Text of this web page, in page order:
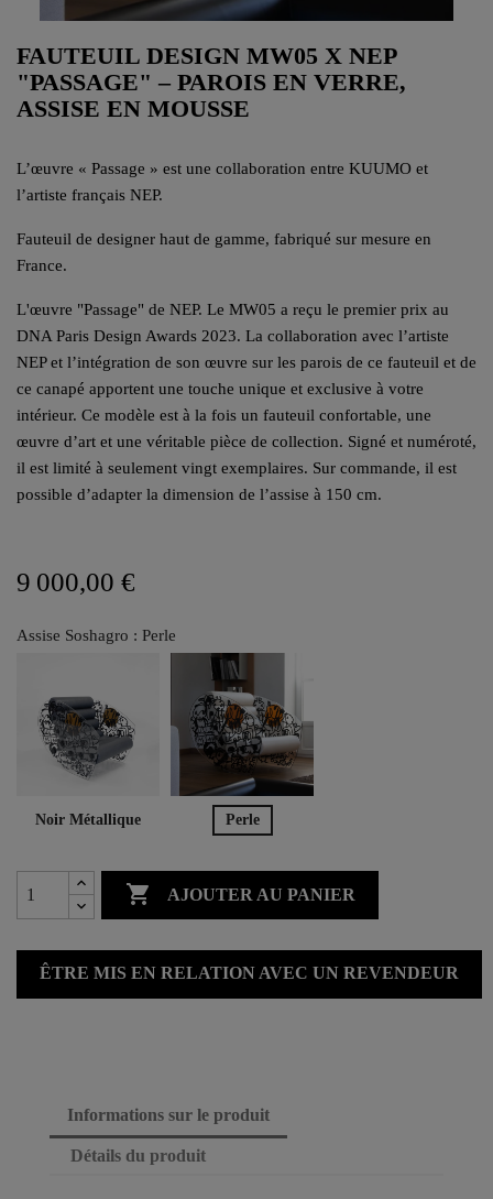
FAUTEUIL DESIGN MW05 X NEP
"PASSAGE" – PAROIS EN VERRE,
ASSISE EN MOUSSE
L’œuvre « Passage » est une collaboration entre KUUMO et
l’artiste français NEP.
Fauteuil de designer haut de gamme, fabriqué sur mesure en
France.
L'œuvre "Passage" de NEP. Le MW05 a reçu le premier prix au
DNA Paris Design Awards 2023. La collaboration avec l’artiste
NEP et l’intégration de son œuvre sur les parois de ce fauteuil et de
ce canapé apportent une touche unique et exclusive à votre
intérieur. Ce modèle est à la fois un fauteuil confortable, une
œuvre d’art et une véritable pièce de collection. Signé et numéroté,
il est limité à seulement vingt exemplaires. Sur commande, il est
possible d’adapter la dimension de l’assise à 150 cm.
9 000,00 €
Assise Soshagro : Perle
Noir Métallique Perle
 AJOUTER AU PANIER
ÊTRE MIS EN RELATION AVEC UN REVENDEUR
Informations sur le produit
Détails du produit